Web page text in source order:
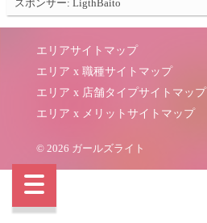
スポンサー: LigthBaito
エリアサイトマップ
エリア x 職種サイトマップ
エリア x 店舗タイプサイトマップ
エリア x メリットサイトマップ
© 2026 ガールズライト